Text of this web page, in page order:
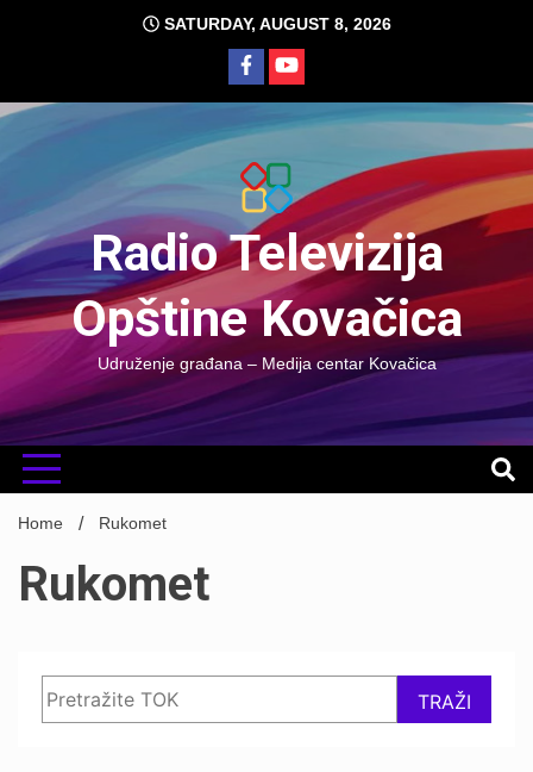
SATURDAY, AUGUST 8, 2026
Radio Televizija
Opštine Kovačica
Udruženje građana – Medija centar Kovačica
Home Rukomet
Rukomet
TRAŽI